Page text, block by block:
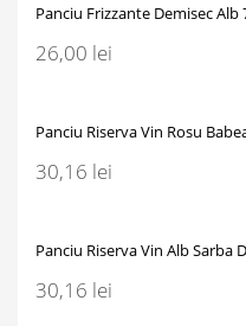
Panciu Frizzante Demisec Alb
26,00 lei
Panciu Riserva Vin Rosu
30,16 lei
Panciu Riserva Vin Alb Sarba
30,16 lei